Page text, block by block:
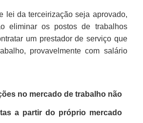
lei da terceirização seja aprovado,
eliminar os postos de trabalhos
um prestador de serviço que
provavelmente com salário
no mercado de trabalho não
a partir do próprio mercado